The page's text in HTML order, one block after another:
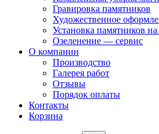
Гравировка памятников
Художественное
Установка памятников
Озеленение — сервис
О компании
Производство
Галерея работ
Отзывы
Порядок оплаты
Контакты
Корзина